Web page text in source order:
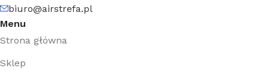
biuro@airstrefa.pl
Menu
Strona główna
Sklep